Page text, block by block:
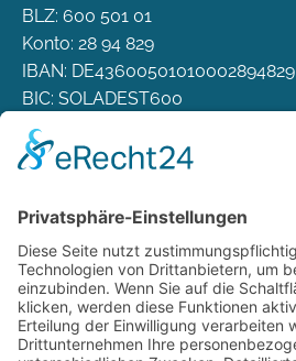
BLZ: 600 501 01
Konto: 28 94 829
IBAN: DE43600501010002894829
BIC: SOLADEST600
Rechtliches
Versand & Lieferung
Widerrufsbelehrung
AGB
Datenschutz